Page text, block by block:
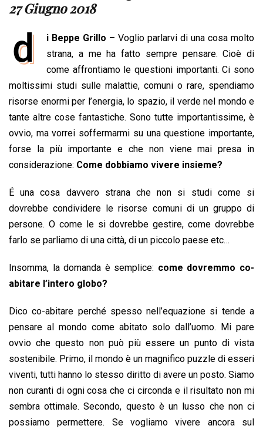
e
o
o
k
t
A
p
p
k
d
I
n
d
s
i
i
n
k
27 Giugno 2018
d i Beppe Grillo – Voglio parlarvi di una cosa molto
strana, a me ha fatto sempre pensare. Cioè di
come affrontiamo le questioni importanti. Ci sono
moltissimi studi sulle malattie, comuni o rare, spendiamo
risorse enormi per l’energia, lo spazio, il verde nel mondo e
tante altre cose fantastiche. Sono tutte importantissime, è
ovvio, ma vorrei soffermarmi su una questione importante,
forse la più importante e che non viene mai presa in
considerazione: Come dobbiamo vivere insieme?
É una cosa davvero strana che non si studi come si
dovrebbe condividere le risorse comuni di un gruppo di
persone. O come le si dovrebbe gestire, come dovrebbe
farlo se parliamo di una città, di un piccolo paese etc…
Insomma, la domanda è semplice: come dovremmo co-
abitare l’intero globo?
Dico co-abitare perché spesso nell’equazione si tende a
pensare al mondo come abitato solo dall’uomo. Mi pare
ovvio che questo non può più essere un punto di vista
sostenibile. Primo, il mondo è un magnifico puzzle di esseri
viventi, tutti hanno lo stesso diritto di avere un posto. Siamo
non curanti di ogni cosa che ci circonda e il risultato non mi
sembra ottimale. Secondo, questo è un lusso che non ci
possiamo permettere. Se vogliamo vivere ancora sul